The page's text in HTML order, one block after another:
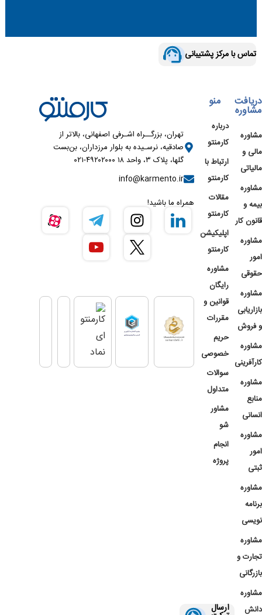
تماس با مرکز پشتیبانی
دریافت
مشاوره
مشاوره
مالی و
مالیاتی
مشاوره
بیمه و
قانون کار
مشاوره
امور
حقوقی
مشاوره
بازاریابی
و فروش
مشاوره
کارآفرینی
مشاوره
منابع
انسانی
مشاوره
امور
ثبتی
مشاوره
برنامه
نویسی
مشاوره
تجارت و
بازرگانی
مشاوره
دانش
منو
درباره
کارمنتو
ارتباط با
کارمنتو
مقالات
کارمنتو
اپلیکیشن
کارمنتو
مشاوره
رایگان
قوانین و
مقررات
حریم
خصوصی
سوالات
متداول
مشاور
شو
انجام
پروژه
ارسال
تهران، بزرگــراه اشـرفی اصفهانی، بالاتر از
صادقیه، نرسـیده به بلوار مرزداران، بن‌بست
گلها، پلاک ۳، واحد ۱۸ ۴۹۲۰۲۰۰۰-۰۲۱
info@karmento.ir
همراه ما باشید!